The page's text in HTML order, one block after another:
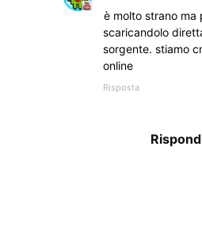
è molto strano ma
scaricandolo
sorgente. stiamo
online
Risposta